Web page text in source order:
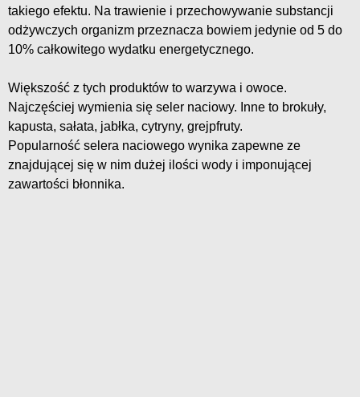
takiego efektu. Na trawienie i przechowywanie substancji
odżywczych organizm przeznacza bowiem jedynie od 5 do
10% całkowitego wydatku energetycznego.
Większość z tych produktów to warzywa i owoce.
Najczęściej wymienia się seler naciowy. Inne to brokuły,
kapusta, sałata, jabłka, cytryny, grejpfruty.
Popularność selera naciowego wynika zapewne ze
znajdującej się w nim dużej ilości wody i imponującej
zawartości błonnika.